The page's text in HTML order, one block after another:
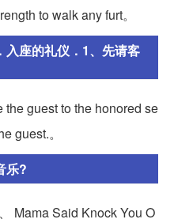
to walk any furt。
入座的礼仪．1、先请客
the guest to the honored se
guest.。
乐?
Mama Said Knock You O